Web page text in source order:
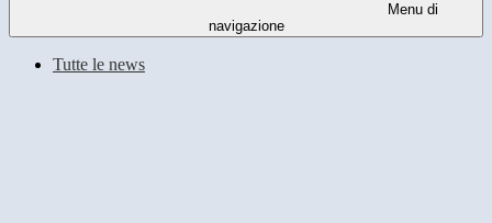
Menu di
navigazione
Tutte le news